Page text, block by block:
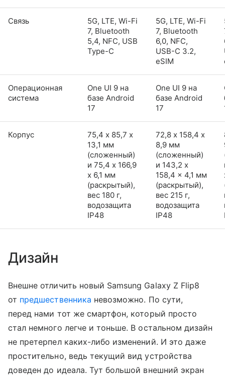
Связь
5G, LTE, Wi-Fi
7, Bluetooth
5,4, NFC, USB
Type-C
5G, LTE, Wi-Fi
7, Bluetooth
6,0, NFC,
USB-C 3.2,
eSIM
Операционная
система
One UI 9 на
базе Android
17
One UI 9 на
базе Android
17
Корпус
75,4 х 85,7 х
13,1 мм
(сложенный)
и 75,4 x 166,9
x 6,1 мм
(раскрытый),
вес 180 г,
водозащита
IP48
72,8 х 158,4 х
8,9 мм
(сложенный)
и 143,2 x
158,4 x 4,1 мм
(раскрытый),
вес 215 г,
водозащита
IP48
Дизайн
Внешне отличить новый Samsung Galaxy Z Flip8
от предшественника невозможно. По сути,
перед нами тот же смартфон, который просто
стал немного легче и тоньше. В остальном дизайн
не претерпел каких-либо изменений. И это даже
простительно, ведь текущий вид устройства
доведен до идеала. Тут большой внешний экран